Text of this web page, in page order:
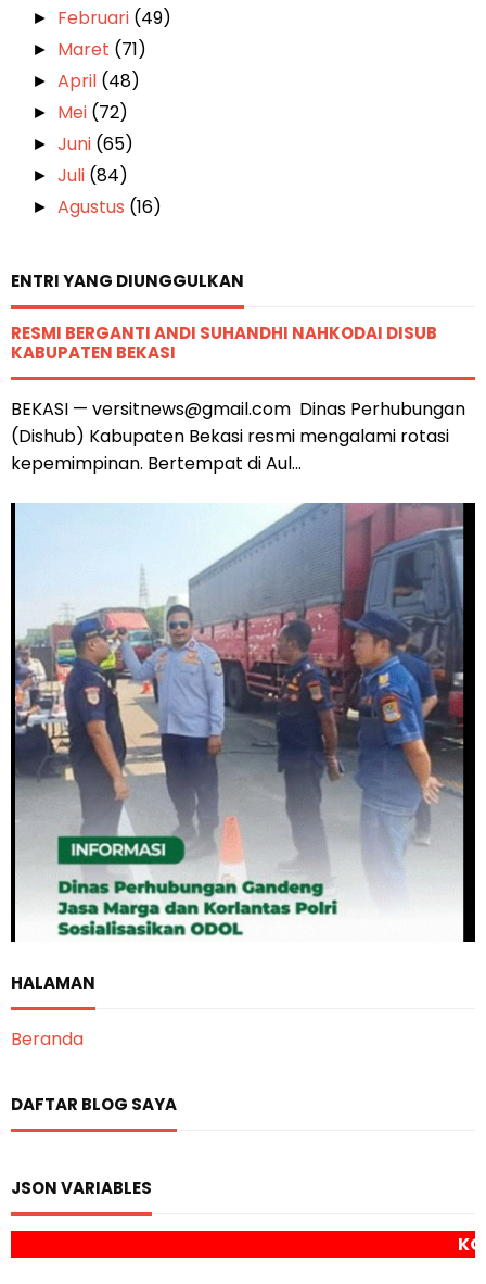
► Februari (49)
► Maret (71)
► April (48)
► Mei (72)
►Juni (65)
►Juli (84)
► Agustus (16)
ENTRI YANG DIUNGGULKAN
RESMI BERGANTI ANDI SUHANDHI NAHKODAI DISUB
KABUPATEN BEKASI
BEKASI — versitnews@gmail.com Dinas Perhubungan
(Dishub) Kabupaten Bekasi resmi mengalami rotasi
kepemimpinan. Bertempat di Aul...
HALAMAN
Beranda
DAFTAR BLOG SAYA
JSON VARIABLES
KOLOM BERITA